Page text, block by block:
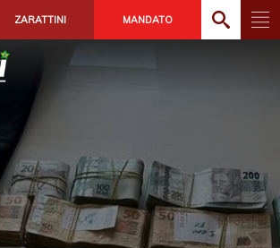
ZARATTINI MANDATO